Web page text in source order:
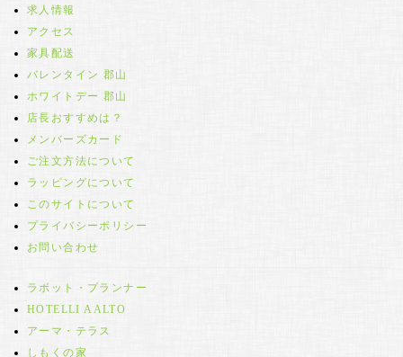
求人情報
アクセス
家具配送
バレンタイン 郡山
ホワイトデー 郡山
店長おすすめは？
メンバーズカード
ご注文方法について
ラッピングについて
このサイトについて
プライバシーポリシー
お問い合わせ
ラボット・プランナー
HOTELLI AALTO
アーマ・テラス
しもくの家